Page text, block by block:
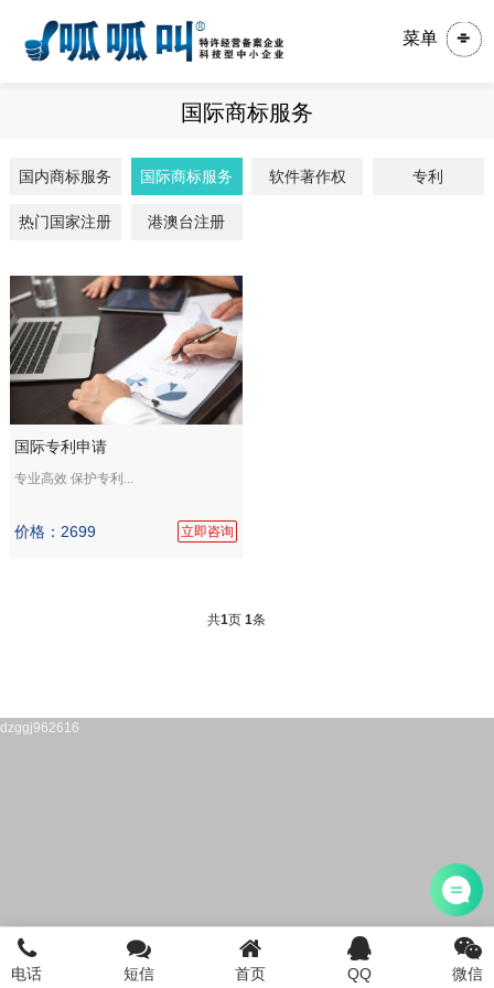
菜单
国际商标服务
国内商标服务 国际商标服务 软件著作权 专利
热门国家注册 港澳台注册
国际专利申请
专业高效 保护专利...
价格：2699 立即咨询
共1页 1条
首页 注册公司 电话咨询 添加微信 登陆/注册
电话 短信 首页 QQ 微信
dzggj962616